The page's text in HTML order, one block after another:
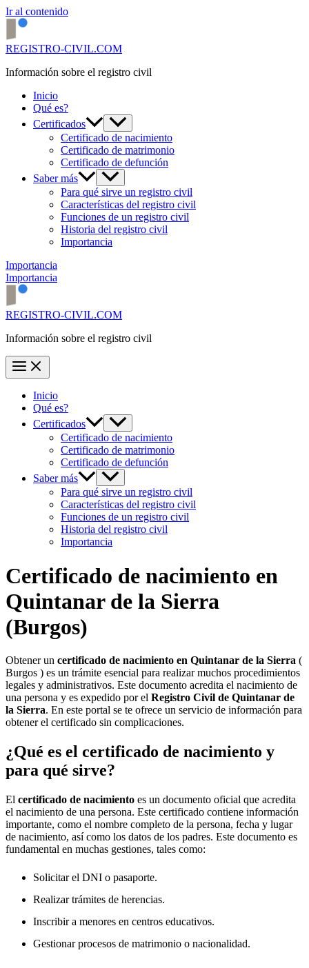
Ir al contenido
REGISTRO-CIVIL.COM
Información sobre el registro civil
Inicio
Qué es?
Certificados
Certificado de nacimiento
Certificado de matrimonio
Certificado de defunción
Saber más
Para qué sirve un registro civil
Características del registro civil
Funciones de un registro civil
Historia del registro civil
Importancia
Importancia
Importancia
REGISTRO-CIVIL.COM
Información sobre el registro civil
Inicio
Qué es?
Certificados
Certificado de nacimiento
Certificado de matrimonio
Certificado de defunción
Saber más
Para qué sirve un registro civil
Características del registro civil
Funciones de un registro civil
Historia del registro civil
Importancia
Certificado de nacimiento en
Quintanar de la Sierra
(Burgos)
Obtener un certificado de nacimiento en Quintanar de la Sierra (
Burgos ) es un trámite esencial para realizar muchos procedimientos
legales y administrativos. Este documento acredita el nacimiento de
una persona y es expedido por el Registro Civil de Quintanar de
la Sierra. En este portal se te ofrece un servicio de información para
obtener el certificado sin complicaciones.
¿Qué es el certificado de nacimiento y
para qué sirve?
El certificado de nacimiento es un documento oficial que acredita
el nacimiento de una persona. Este certificado contiene información
importante, como el nombre completo de la persona, fecha y lugar
de nacimiento, así como los datos de los padres. Este documento es
fundamental en muchas gestiones, tales como:
Solicitar el DNI o pasaporte.
Realizar trámites de herencias.
Inscribir a menores en centros educativos.
Gestionar procesos de matrimonio o nacionalidad.